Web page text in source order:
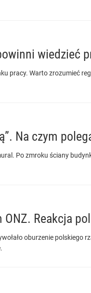
wiedzieć
pracy. Warto zrozumieć
Na czym
Po zmroku ściany
Reakcja
oburzenie